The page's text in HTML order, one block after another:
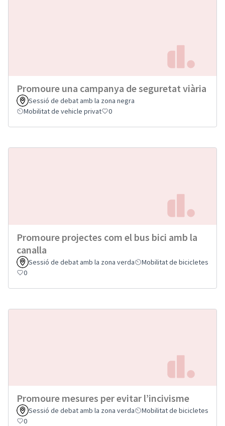
Promoure una campanya de seguretat viària
Sessió de debat amb la zona negra
Mobilitat de vehicle privat
0
Promoure projectes com el bus bici amb la
canalla
Sessió de debat amb la zona verda
Mobilitat de bicicletes
0
Promoure mesures per evitar l’incivisme
Sessió de debat amb la zona verda
Mobilitat de bicicletes
0